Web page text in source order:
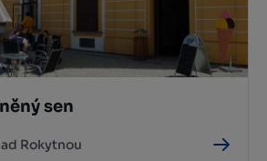
sen
Rokytnou